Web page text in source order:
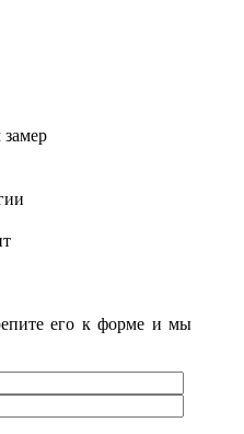
его к форме и мы